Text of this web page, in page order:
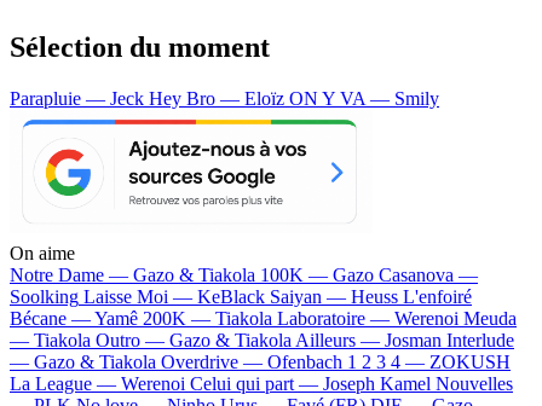
Sélection du moment
Parapluie — Jeck Hey Bro — Eloïz ON Y VA — Smily
On aime
Notre Dame — Gazo & Tiakola 100K — Gazo Casanova —
Soolking Laisse Moi — KeBlack Saiyan — Heuss L'enfoiré
Bécane —Yamê 200K — Tiakola Laboratoire — Werenoi Meuda
— Tiakola Outro — Gazo & Tiakola Ailleurs — Josman Interlude
— Gazo & Tiakola Overdrive — Ofenbach 1 2 3 4 — ZOKUSH
La League — Werenoi Celui qui part — Joseph Kamel Nouvelles